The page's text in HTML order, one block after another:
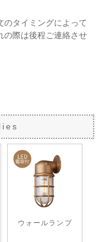
タイミングによって
の際は後程ご連絡させ
ウォールランプ